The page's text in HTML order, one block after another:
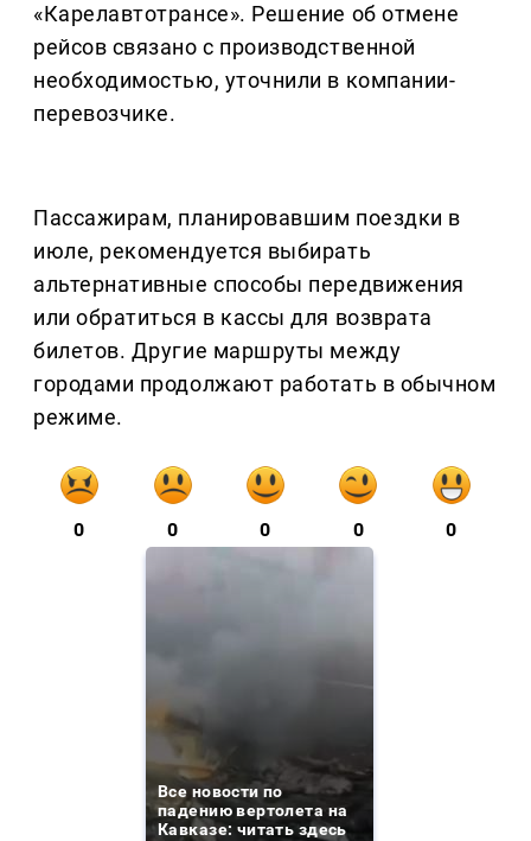
«Карелавтотрансе». Решение об отмене
рейсов связано с производственной
необходимостью, уточнили в компании-
перевозчике.
Пассажирам, планировавшим поездки в
июле, рекомендуется выбирать
альтернативные способы передвижения
или обратиться в кассы для возврата
билетов. Другие маршруты между
городами продолжают работать в обычном
режиме.
0 0 0 0 0
Все новости по
падению вертолета на
Кавказе: читать здесь